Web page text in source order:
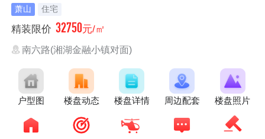
萧山 住宅
精装限价 32750元/㎡
南六路(湘湖金融小镇对面)
户型图 楼盘动态 楼盘详情 周边配套 楼盘照片